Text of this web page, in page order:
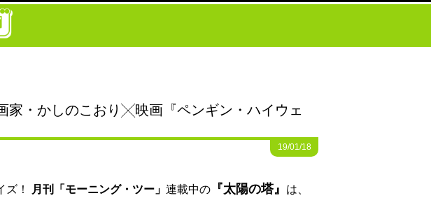
家・かしのこおり╳映画『ペンギン・ハイウェ
19/01/18
ズ！ 月刊「モーニング・ツー」連載中の 『太陽の塔』
は、